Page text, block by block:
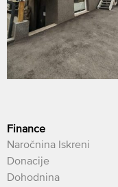
Finance
Naročnina Iskreni
Donacije
Dohodnina